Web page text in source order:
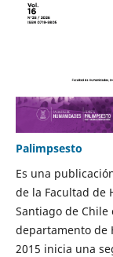
Palimpsesto
Es una
de la Facultad de
Santiago de Chile
departamento de
2015 inicia una